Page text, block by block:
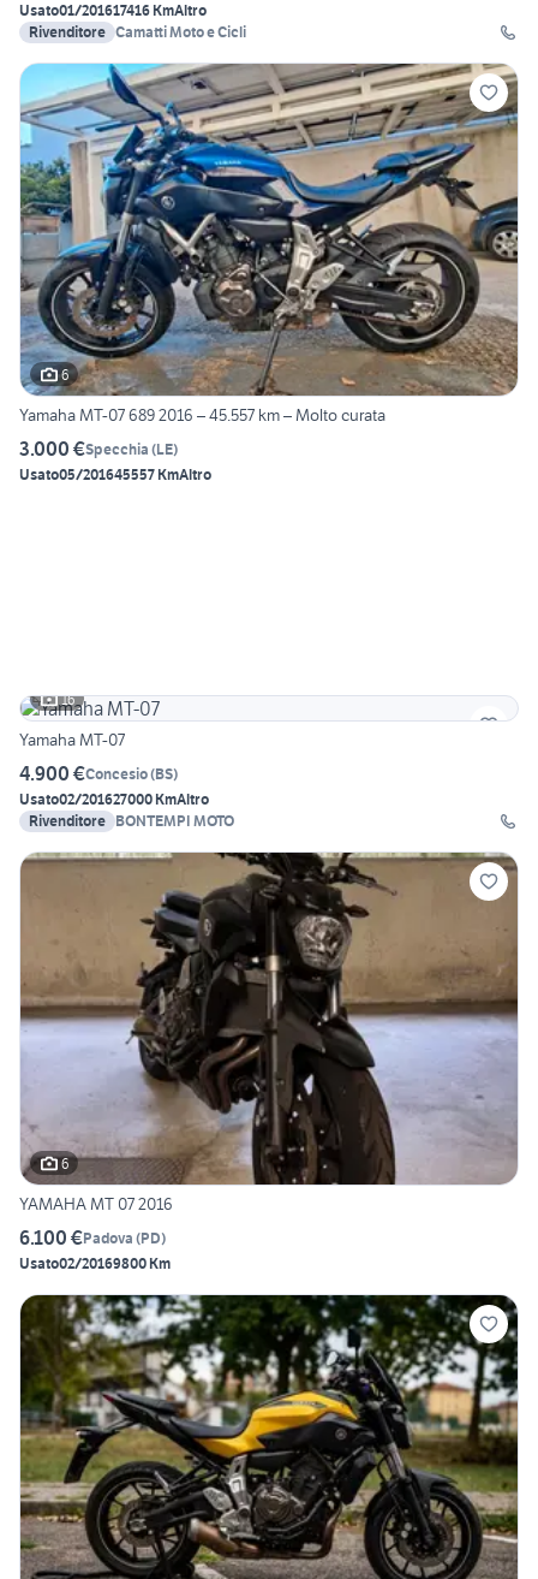
Usato01/201617416 KmAltro
Rivenditore Camatti Moto e Cicli
6
Yamaha MT-07 689 2016 – 45.557 km – Molto curata
3.000 €Specchia (LE)
Usato05/201645557 KmAltro
16
Yamaha MT-07
4.900 €Concesio(BS)
Usato02/201627000 KmAltro
Rivenditore BONTEMPI MOTO
6
YAMAHA MT 07 2016
6.100 €Padova (PD)
Usato02/20169800 Km